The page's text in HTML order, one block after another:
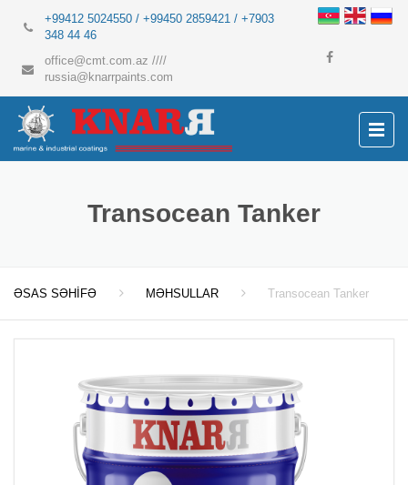
+99412 5024550 / +99450 2859421 / +7903
348 44 46
office@cmt.com.az ////
russia@knarrpaints.com
Transocean Tanker
ƏSAS SƏHİFƏ MƏHSULLAR Transocean Tanker